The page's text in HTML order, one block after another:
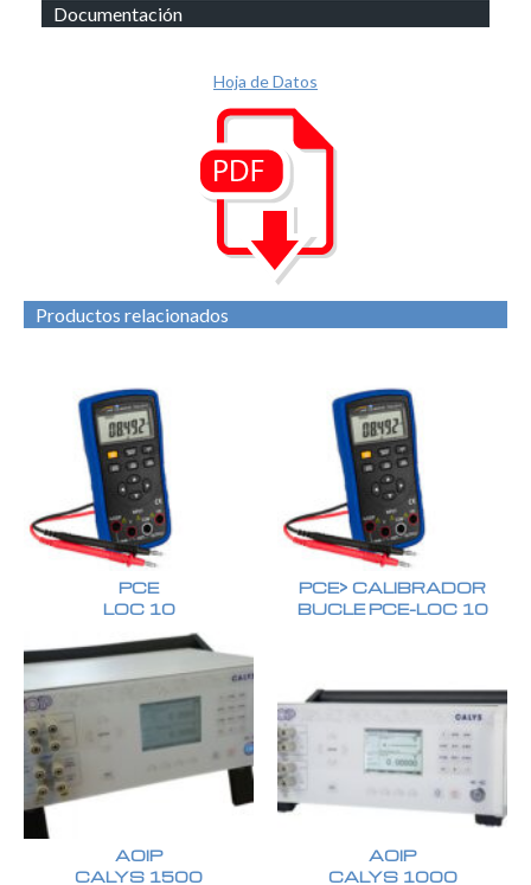
Documentación
Hoja de Datos
Productos relacionados
PCE
LOC 10
PCE> CALIBRADOR
BUCLE PCE-LOC 10
AOIP
CALYS 1500
AOIP
CALYS 1000